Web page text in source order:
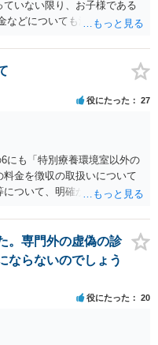
いない限り、お子様である
などについても滞納している
役所から来ますが、できな
始した場合については先述の
さまがお考えのほど強いもの
囲で認められるものです。 親
に比べて弱いものです。 生
なかったという事情も、扶
ます。
役にたった 27
にも「特別療養環境室以外の
金を徴収の取扱いについて
ついて、明確かつ懇切丁寧
室以外の病室の病床が満床
は差し支えない。」と書いて
(大部屋に空きがない等)での
言っていません。 「入院の
支払いに同意しないのであ
う事例についても「不適切
「不適切である」と断定も
唆されていません。ですの
。専門外の虚偽の診
ならないのでしょう
役にたった 20